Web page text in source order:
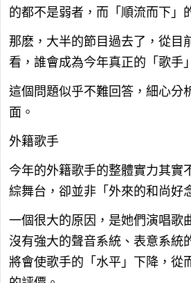
的都不是弱者，而「順流而下」
那麽，大半的節目過去了，從目
看，誰會成為今年真正的「歌手
這個問題似乎不難回答，細心分
面。
外籍歌手
今年的外籍歌手的整體實力其實
綜舞台，卻並非「外來的和尚好
一個很大的原因，是她們演唱歌
沒有強大的聲音系統、表意系統
將會使歌手的「水平」下降，從